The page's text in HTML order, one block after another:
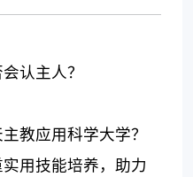
认主人？
教应用科学大学？
用技能培养，助力